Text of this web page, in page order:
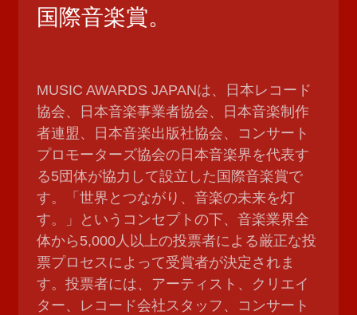
国際音楽賞。
MUSIC AWARDS JAPANは、日本レコード
協会、日本音楽事業者協会、日本音楽制作
者連盟、日本音楽出版社協会、コンサート
プロモーターズ協会の日本音楽界を代表す
る5団体が協力して設立した国際音楽賞で
す。「世界とつながり、音楽の未来を灯
す。」というコンセプトの下、音楽業界全
体から5,000人以上の投票者による厳正な投
票プロセスによって受賞者が決定されま
す。投票者には、アーティスト、クリエイ
ター、レコード会社スタッフ、コンサート